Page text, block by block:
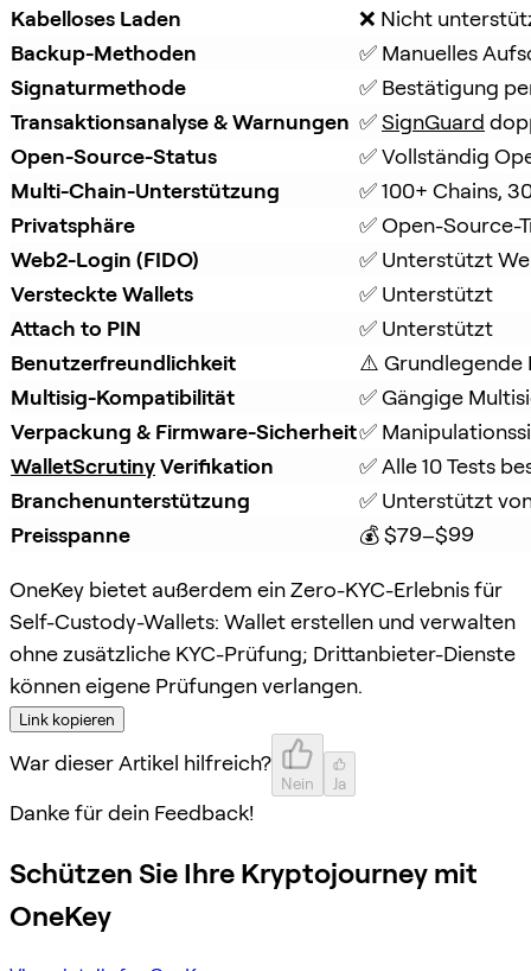
Kabelloses Laden
❌ Nicht
Backup-Methoden
✅ Manuelles
Signaturmethode
✅ Bestätigung
Transaktionsanalyse & Warnungen ✅ SignGuard
Open-Source-Status
✅ Vollständig
Multi-Chain-Unterstützung
✅ 100+ Chains,
Privatsphäre
✅ Open-Source-
Web2-Login (FIDO)
✅ Unterstützt
Versteckte Wallets
✅ Unterstützt
Attach to PIN
✅ Unterstützt
Benutzerfreundlichkeit
⚠️ Grundlegende
Multisig-Kompatibilität
✅ Gängige
Verpackung & Firmware-Sicherheit✅
WalletScrutiny Verifikation
✅ Alle 10 Tests
Branchenunterstützung
✅ Unterstützt
Preisspanne
💰 $79–$99
OneKey bietet außerdem ein Zero-KYC-Erlebnis für
Self-Custody-Wallets: Wallet erstellen und verwalten
ohne zusätzliche KYC-Prüfung; Drittanbieter-Dienste
können eigene Prüfungen verlangen.
Link kopieren
War dieser Artikel hilfreich?
Nein Ja
Danke für dein Feedback!
Schützen Sie Ihre Kryptojourney mit
OneKey